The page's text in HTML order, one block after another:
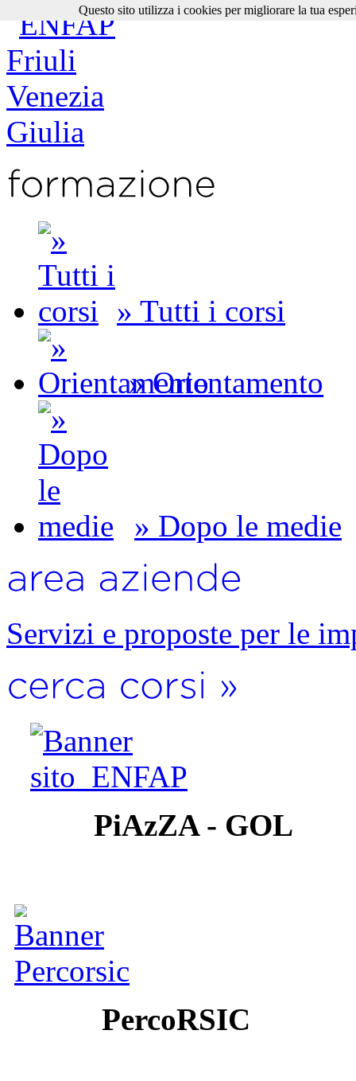
» Tutti i corsi
» Orientamento
» Dopo le medie
Servizi e proposte per le
PiAzZA - GOL
PercoRSIC
Questo sito utilizza i cookies per migliorare la tua